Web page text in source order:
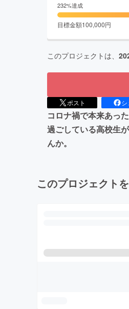
232%達成
目標金額100,000円
このプロジェクトは、
ポスト
コロナ禍で本来あっ
過ごしている高校生
んか。
このプロジェクト